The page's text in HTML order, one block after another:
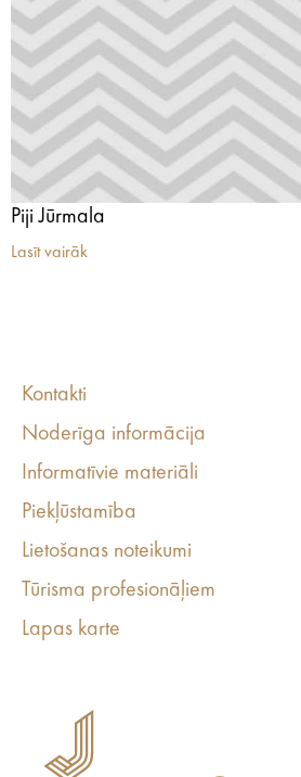
Piji Jūrmala
Lasīt vairāk
Kontakti
Noderīga informācija
Informatīvie materiāli
Piekļūstamība
Lietošanas noteikumi
Tūrisma profesionāļiem
Lapas karte